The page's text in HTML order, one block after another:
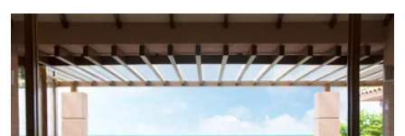
どもあればいいのですが。
総合的には、リゾートホテルでもビジネスホテルでもない、新たなタイプ
のホテルでした。サービスを求める人や沖縄料理を食べたい人には不向き
です。刺身や海鮮丼を買って部屋で食べてしまいました。干渉されたくな
い人や財布を気にせず館内で飲食したい人、ワーケーション目的にはマッ
チしているようです。従業員のみなさんは若くて愛想もよく、気持ちよく
過ごせました。オールインクルーシブといえども、宿泊料金は高いな、と
いうのが本音です。